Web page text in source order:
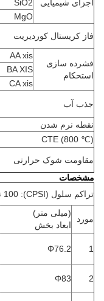
اجزای شیمیایی SiO2
MgO
فاز کریستال کوردیریت
فشرده سازی
استحکام
AA xis
BA XIS
CA xis
جذب آب
نقطه نرم شدن
CTE (800 ℃)
مقاومت شوک حرارتی
مشخصات
تراکم سلول (CPSI): 100 تا 600
مورد
(میلی متر)
ابعاد بخش
Φ76.2
Φ83